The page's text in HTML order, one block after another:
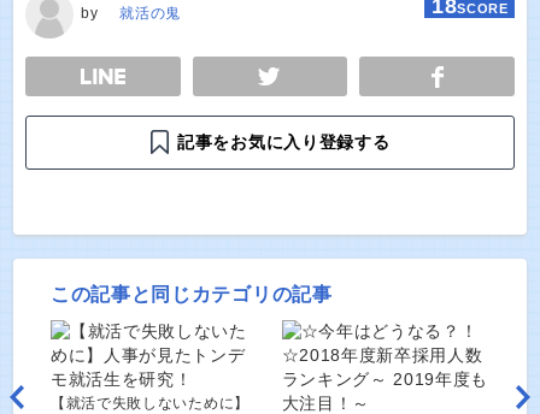
by 就活の鬼 18SCORE
TWEET
記事をお気に入り登録する
この記事と同じカテゴリの記事
【就活で失敗しないために】